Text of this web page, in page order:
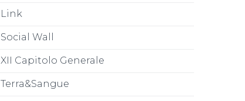
Link
Social Wall
XII Capitolo Generale
Terra&Sangue